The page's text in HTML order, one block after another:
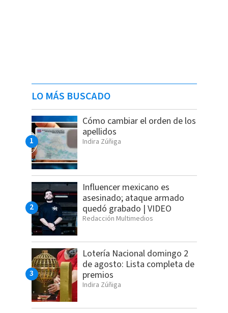
LO MÁS BUSCADO
Cómo cambiar el orden de los
apellidos
Indira Zúñiga
Influencer mexicano es
asesinado; ataque armado
quedó grabado | VIDEO
Redacción Multimedios
Lotería Nacional domingo 2
de agosto: Lista completa de
premios
Indira Zúñiga